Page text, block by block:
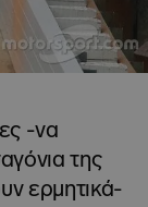
-να
της
ερμητικά-